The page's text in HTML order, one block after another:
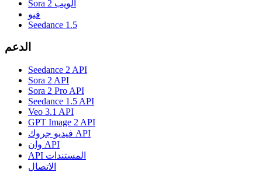
Sora 2 الويب
فيو
Seedance 1.5
الدعم
Seedance 2 API
Sora 2 API
Sora 2 Pro API
Seedance 1.5 API
Veo 3.1 API
GPT Image 2 API
فيديو جروك API
وان API
API المستندات
الاتصال